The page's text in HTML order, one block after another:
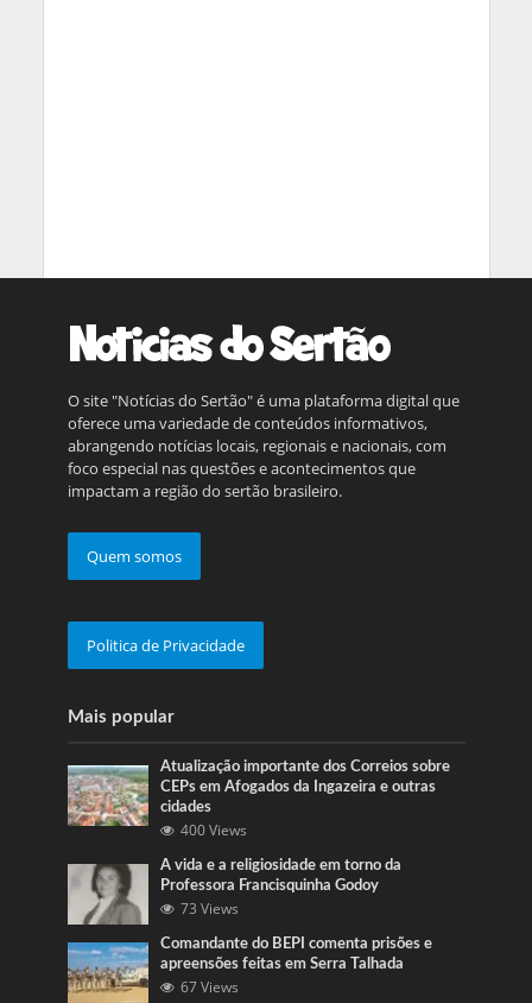
O site "Notícias do Sertão" é uma plataforma digital que
oferece uma variedade de conteúdos informativos,
abrangendo notícias locais, regionais e nacionais, com
foco especial nas questões e acontecimentos que
impactam a região do sertão brasileiro.
Quem somos
Politica de Privacidade
Mais popular
Atualização importante dos Correios sobre
CEPs em Afogados da Ingazeira e outras
cidades
400 Views
A vida e a religiosidade em torno da
Professora Francisquinha Godoy
73 Views
Comandante do BEPI comenta prisões e
apreensões feitas em Serra Talhada
67 Views